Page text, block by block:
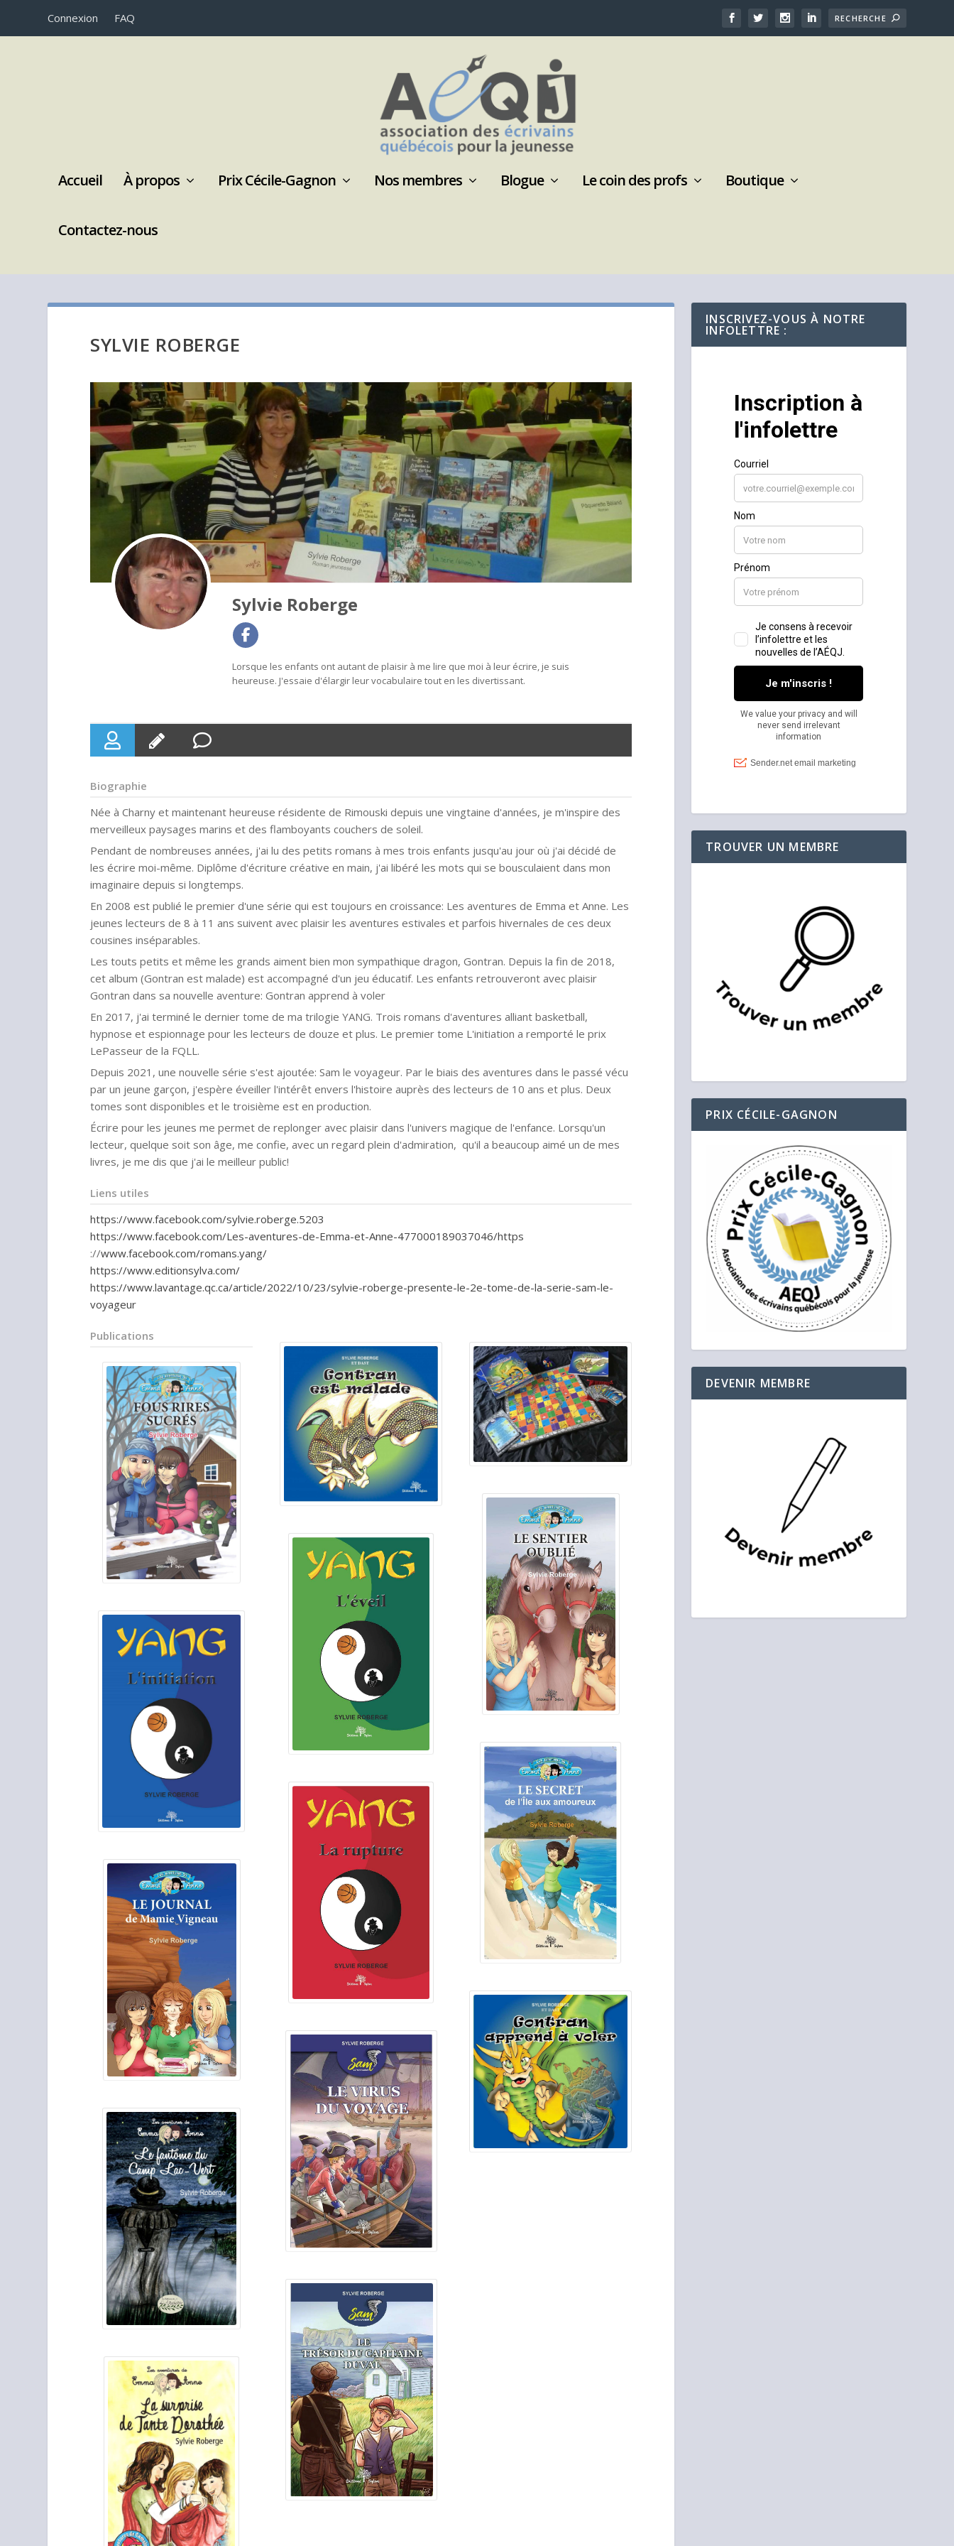
Connexion FAQ
Accueil À propos Prix Cécile-Gagnon Nos membres Blogue Le coin des profs Boutique
Contactez-nous
SYLVIE ROBERGE
Sylvie Roberge
Lorsque les enfants ont autant de plaisir à me lire que moi à leur écrire, je suis
heureuse. J'essaie d'élargir leur vocabulaire tout en les divertissant.
Biographie
Née à Charny et maintenant heureuse résidente de Rimouski depuis une vingtaine d'années, je m'inspire des
merveilleux paysages marins et des flamboyants couchers de soleil.
Pendant de nombreuses années, j'ai lu des petits romans à mes trois enfants jusqu'au jour où j'ai décidé de
les écrire moi-même. Diplôme d'écriture créative en main, j'ai libéré les mots qui se bousculaient dans mon
imaginaire depuis si longtemps.
En 2008 est publié le premier d'une série qui est toujours en croissance: Les aventures de Emma et Anne. Les
jeunes lecteurs de 8 à 11 ans suivent avec plaisir les aventures estivales et parfois hivernales de ces deux
cousines inséparables.
Les touts petits et même les grands aiment bien mon sympathique dragon, Gontran. Depuis la fin de 2018,
cet album (Gontran est malade) est accompagné d'un jeu éducatif. Les enfants retrouveront avec plaisir
Gontran dans sa nouvelle aventure: Gontran apprend à voler
En 2017, j'ai terminé le dernier tome de ma trilogie YANG. Trois romans d'aventures alliant basketball,
hypnose et espionnage pour les lecteurs de douze et plus. Le premier tome L'initiation a remporté le prix
LePasseur de la FQLL.
Depuis 2021, une nouvelle série s'est ajoutée: Sam le voyageur. Par le biais des aventures dans le passé vécu
par un jeune garçon, j'espère éveiller l'intérêt envers l'histoire auprès des lecteurs de 10 ans et plus. Deux
tomes sont disponibles et le troisième est en production.
Écrire pour les jeunes me permet de replonger avec plaisir dans l'univers magique de l'enfance. Lorsqu'un
lecteur, quelque soit son âge, me confie, avec un regard plein d'admiration, qu'il a beaucoup aimé un de mes
livres, je me dis que j'ai le meilleur public!
Liens utiles
https://www.facebook.com/sylvie.roberge.5203
https://www.facebook.com/Les-aventures-de-Emma-et-Anne-477000189037046/https
://www.facebook.com/romans.yang/
https://www.editionsylva.com/
https://www.lavantage.qc.ca/article/2022/10/23/sylvie-roberge-presente-le-2e-tome-de-la-serie-sam-le-
voyageur
Publications
INSCRIVEZ-VOUS À NOTRE
INFOLETTRE :
TROUVER UN MEMBRE
PRIX CÉCILE-GAGNON
DEVENIR MEMBRE